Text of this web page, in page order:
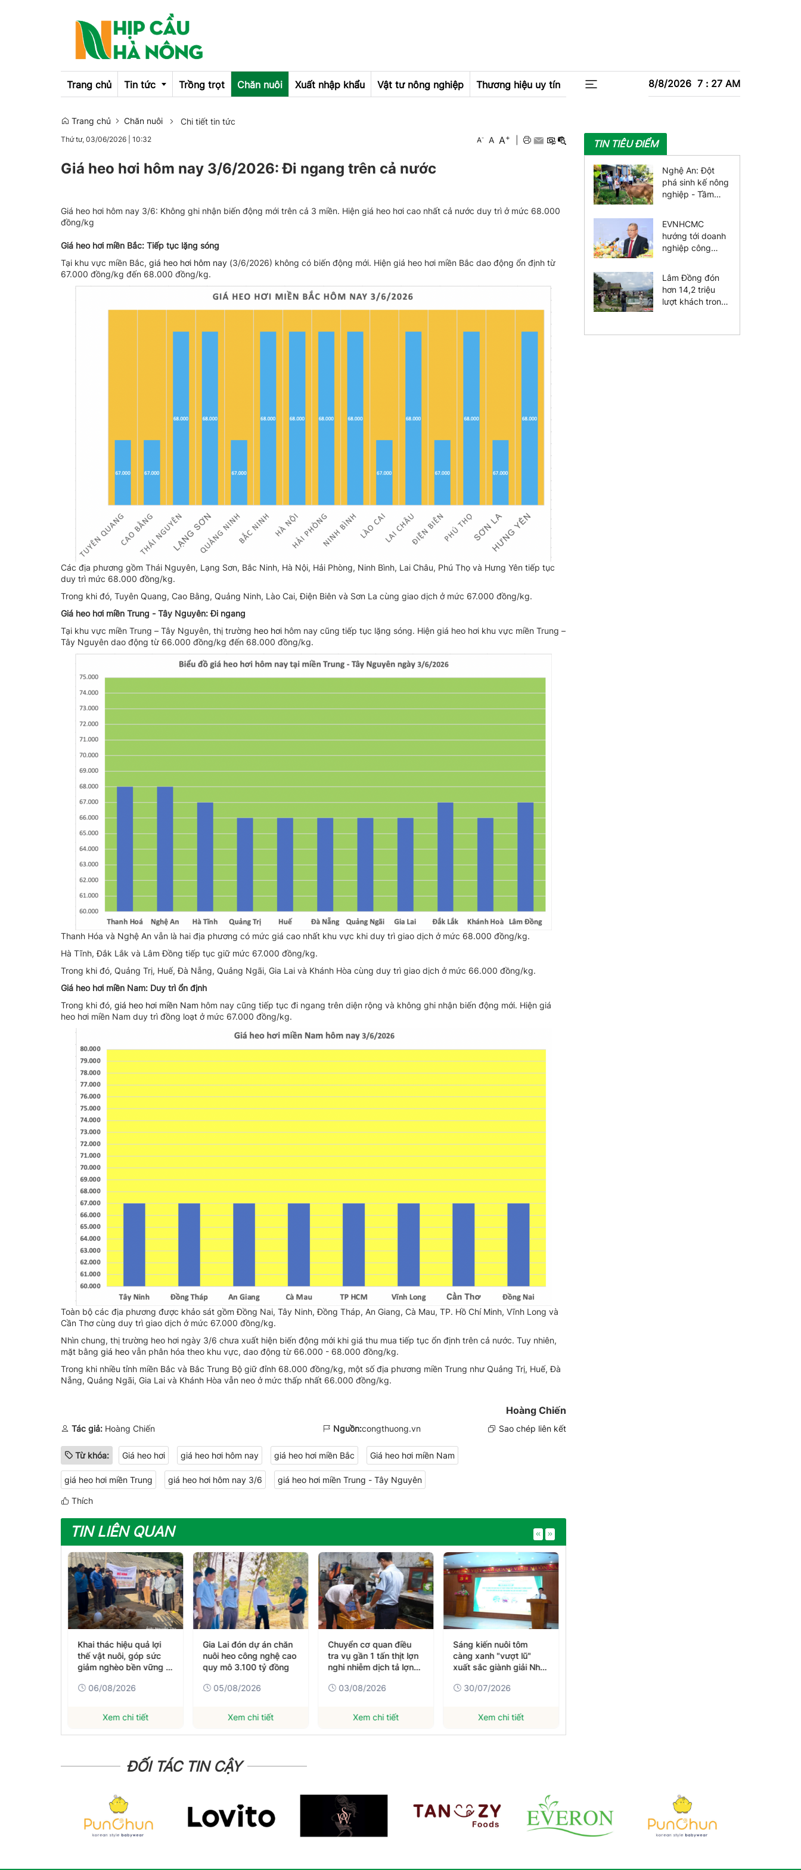
8/8/2026 7 : 27 AM
Trang chủ Tin tức
Emagazine
OCOP
Trồng trọt Chăn nuôi Xuất nhập khẩu Vật tư nông nghiệp Thương hiệu uy tín
Trang chủ Chăn nuôi Chi tiết tin tức
Thứ tư, 03/06/2026 10:32 A- A A+
Giá heo hơi hôm nay 3/6/2026: Đi ngang trên cả nước
Giá heo hơi hôm nay 3/6: Không ghi nhận biến động mới trên cả 3 miền. Hiện giá heo hơi cao nhất cả nước duy trì ở mức 68.000
đồng/kg
Giá heo hơi miền Bắc: Tiếp tục lặng sóng
Tại khu vực miền Bắc, giá heo hơi hôm nay (3/6/2026) không có biến động mới. Hiện giá heo hơi miền Bắc dao động ổn định từ
67.000 đồng/kg đến 68.000 đồng/kg.
Các địa phương gồm Thái Nguyên, Lạng Sơn, Bắc Ninh, Hà Nội, Hải Phòng, Ninh Bình, Lai Châu, Phú Thọ và Hưng Yên tiếp tục
duy trì mức 68.000 đồng/kg.
Trong khi đó, Tuyên Quang, Cao Bằng, Quảng Ninh, Lào Cai, Điện Biên và Sơn La cùng giao dịch ở mức 67.000 đồng/kg.
Giá heo hơi miền Trung - Tây Nguyên: Đi ngang
Tại khu vực miền Trung – Tây Nguyên, thị trường heo hơi hôm nay cũng tiếp tục lặng sóng. Hiện giá heo hơi khu vực miền Trung –
Tây Nguyên dao động từ 66.000 đồng/kg đến 68.000 đồng/kg.
Thanh Hóa và Nghệ An vẫn là hai địa phương có mức giá cao nhất khu vực khi duy trì giao dịch ở mức 68.000 đồng/kg.
Hà Tĩnh, Đắk Lắk và Lâm Đồng tiếp tục giữ mức 67.000 đồng/kg.
Trong khi đó, Quảng Trị, Huế, Đà Nẵng, Quảng Ngãi, Gia Lai và Khánh Hòa cùng duy trì giao dịch ở mức 66.000 đồng/kg.
Giá heo hơi miền Nam: Duy trì ổn định
Trong khi đó, giá heo hơi miền Nam hôm nay cũng tiếp tục đi ngang trên diện rộng và không ghi nhận biến động mới. Hiện giá
heo hơi miền Nam duy trì đồng loạt ở mức 67.000 đồng/kg.
Toàn bộ các địa phương được khảo sát gồm Đồng Nai, Tây Ninh, Đồng Tháp, An Giang, Cà Mau, TP. Hồ Chí Minh, Vĩnh Long và
Cần Thơ cùng duy trì giao dịch ở mức 67.000 đồng/kg.
Nhìn chung, thị trường heo hơi ngày 3/6 chưa xuất hiện biến động mới khi giá thu mua tiếp tục ổn định trên cả nước. Tuy nhiên,
mặt bằng giá heo vẫn phân hóa theo khu vực, dao động từ 66.000 - 68.000 đồng/kg.
Trong khi nhiều tỉnh miền Bắc và Bắc Trung Bộ giữ đỉnh 68.000 đồng/kg, một số địa phương miền Trung như Quảng Trị, Huế, Đà
Nẵng, Quảng Ngãi, Gia Lai và Khánh Hòa vẫn neo ở mức thấp nhất 66.000 đồng/kg.
Hoàng Chiến
Tác giả: Hoàng Chiến Nguồn:congthuong.vn Sao chép liên kết
Từ khóa: Giá heo hơi giá heo hơi hôm nay giá heo hơi miền Bắc Giá heo hơi miền Nam
giá heo hơi miền Trung giá heo hơi hôm nay 3/6 giá heo hơi miền Trung - Tây Nguyên
Thích
TIN LIÊN QUAN
Khai thác hiệu quả lợi
thế vật nuôi, góp sức
giảm nghèo bền vững ở
06/08/2026
Xem chi tiết
Gia Lai đón dự án chăn
nuôi heo công nghệ cao
quy mô 3.100 tỷ đồng
05/08/2026
Xem chi tiết
Chuyển cơ quan điều
tra vụ gần 1 tấn thịt lợn
nghi nhiễm dịch tả lợn
03/08/2026
Xem chi tiết
Sáng kiến nuôi tôm
càng xanh "vượt lũ"
xuất sắc giành giải Nhất
triển kinh tế nông
biến đổi khí hậu
30/07/2026
Xem chi tiết
TIN TIÊU ĐIỂM
Nghệ An: Đột
phá sinh kế nông
nghiệp - Tầm
vững
EVNHCMC
hướng tới doanh
nghiệp công
diện vào năm
2030
Lâm Đồng đón
hơn 14,2 triệu
lượt khách trong
ĐỐI TÁC TIN CẬY